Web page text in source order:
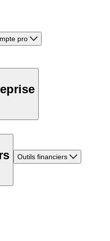
pro
Outils financiers